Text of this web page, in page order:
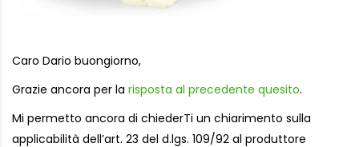
Caro Dario buongiorno,
Grazie ancora per la risposta al precedente quesito.
Mi permetto ancora di chiederTi un chiarimento sulla
applicabilità dell’art. 23 del d.lgs. 109/92 al produttore